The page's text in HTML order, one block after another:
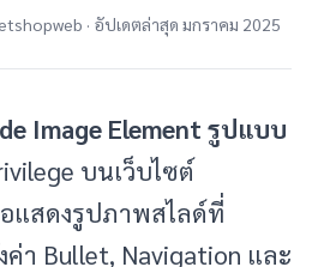
· อัปเดตล่าสุด มกราคม 2025
Image Element รูปแบบ
บนเว็บไซต์
แสดงรูปภาพสไลด์ที่
า Bullet, Navigation และ